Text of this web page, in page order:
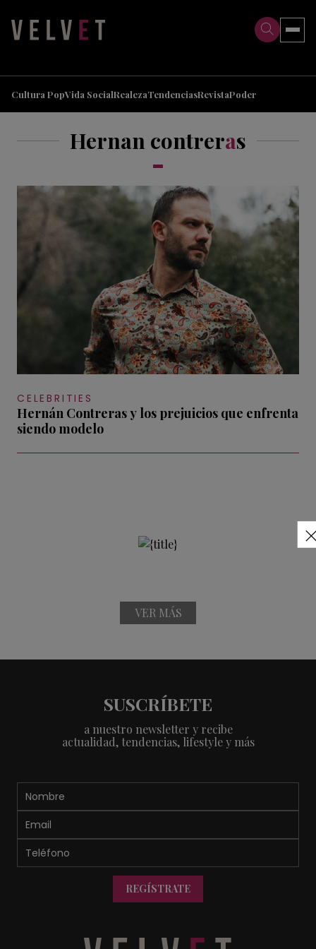
Cultura PopVida SocialRealezaTendenciasRevistaPoder
Hernan contreras
CELEBRITIES
Hernán Contreras y los prejuicios que enfrenta
siendo modelo
VER MÁS
SUSCRÍBETE
a nuestro newsletter y recibe
actualidad, tendencias, lifestyle y más
REGÍSTRATE